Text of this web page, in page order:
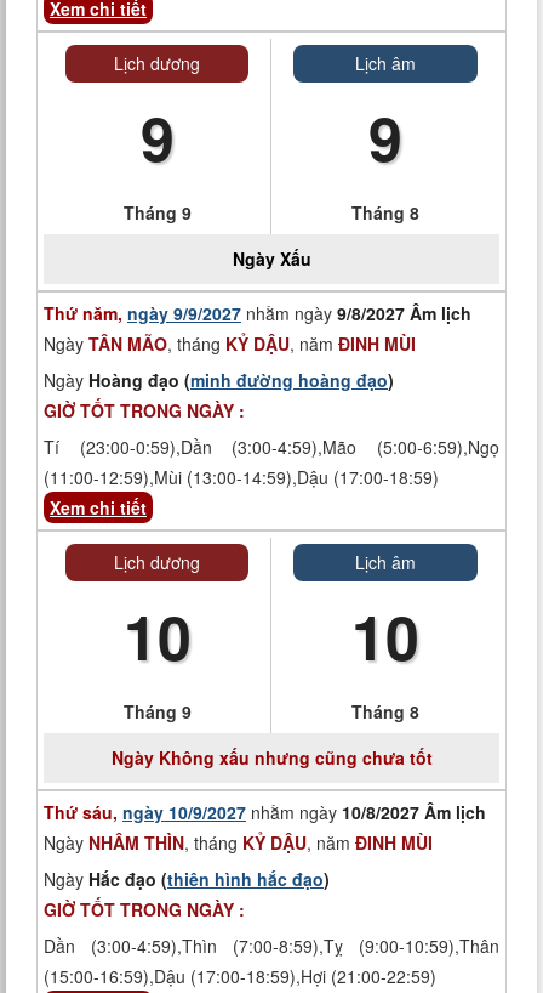
Xem chi tiết
Lịch dương
9
Tháng 9
Lịch âm
9
Tháng 8
Ngày Xấu
Thứ năm, ngày 9/9/2027 nhằm ngày 9/8/2027 Âm lịch
Ngày TÂN MÃO, tháng KỶ DẬU, năm ĐINH MÙI
Ngày Hoàng đạo (minh đường hoàng đạo)
GIỜ TỐT TRONG NGÀY :
Tí (23:00-0:59),Dần (3:00-4:59),Mão (5:00-6:59),Ngọ
(11:00-12:59),Mùi (13:00-14:59),Dậu (17:00-18:59)
Xem chi tiết
Lịch dương
10
Tháng 9
Lịch âm
10
Tháng 8
NgàyKhông xấu nhưng cũng chưa tốt
Thứ sáu, ngày 10/9/2027 nhằm ngày 10/8/2027 Âm lịch
Ngày NHÂM THÌN, tháng KỶ DẬU, năm ĐINH MÙI
Ngày Hắc đạo (thiên hình hắc đạo)
GIỜ TỐT TRONG NGÀY :
Dần (3:00-4:59),Thìn (7:00-8:59),Tỵ (9:00-10:59),Thân
(15:00-16:59),Dậu (17:00-18:59),Hợi (21:00-22:59)